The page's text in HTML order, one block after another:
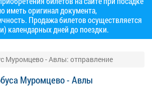
иметь оригинал документа,
Продажа билетов осуществляется
календарных дней до поездки.
Муромцево - Авлы: отправление
Муромцево - Авлы